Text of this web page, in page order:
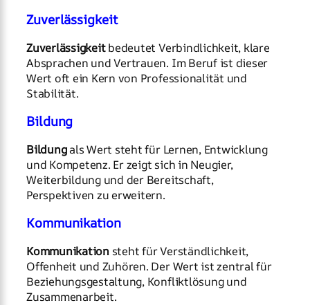
Zuverlässigkeit
Zuverlässigkeitbedeutet Verbindlichkeit, klare
Absprachen und Vertrauen. Im Beruf ist dieser
Wert oft ein Kern von Professionalität und
Stabilität.
Bildung
Bildungals Wert steht für Lernen, Entwicklung
und Kompetenz. Er zeigt sich in Neugier,
Weiterbildung und der Bereitschaft,
Perspektiven zu erweitern.
Kommunikation
Kommunikationsteht für Verständlichkeit,
Offenheit und Zuhören. Der Wert ist zentral für
Beziehungsgestaltung, Konfliktlösung und
Zusammenarbeit.